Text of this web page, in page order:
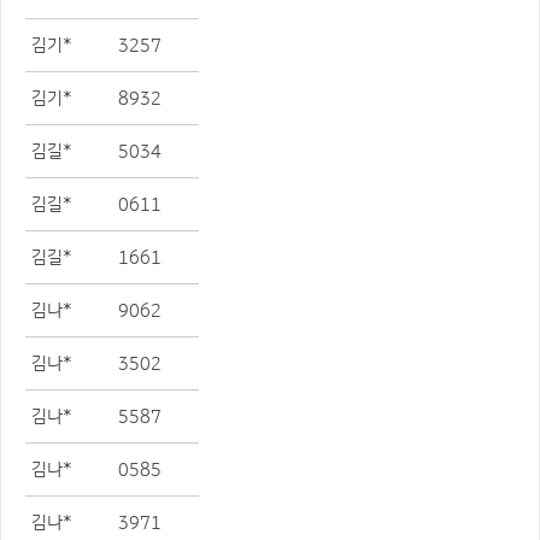
김기* 3257
김기* 8932
김길* 5034
김길* 0611
김길* 1661
김나* 9062
김나* 3502
김나* 5587
김나* 0585
김나* 3971